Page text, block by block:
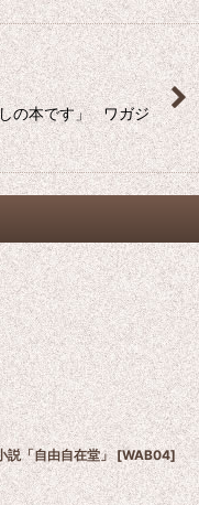
の本です」 ワガジ
説「自由自在堂」[WAB04]